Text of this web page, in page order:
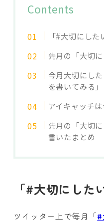
Contents
「#大切にし
先月の「大切
今月大切にし
を書いてみる」
アイキャッチ
先月の「大切
書いたまとめ
「#大切にした
ツイッター上で毎月「